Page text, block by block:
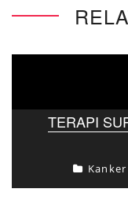
TERAPI